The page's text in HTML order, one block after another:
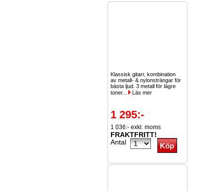
Klassisk gitarr, kombination
av metall- & nylonsträngar för
bästa ljud. 3 metall för lägre
toner...
Läs mer
1 295:-
1 036:- exkl. moms
FRAKTFRITT!
Antal